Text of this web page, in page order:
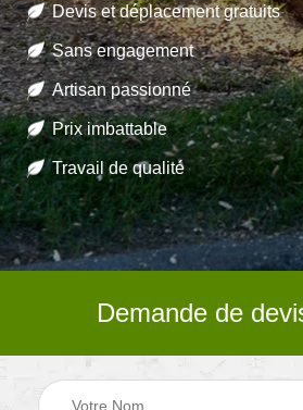
Devis et déplacement gratuits
Sans engagement
Artisan passionné
Prix imbattable
Travail de qualité
Demande de